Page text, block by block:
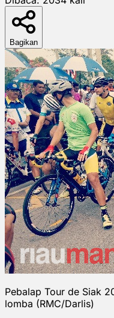
Bagikan
Pebalap Tour de Siak
lomba (RMC/Darlis)